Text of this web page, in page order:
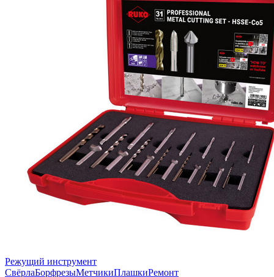
Режущий инструмент
СвёрлаБорфрезыМетчикиПлашкиРемонт